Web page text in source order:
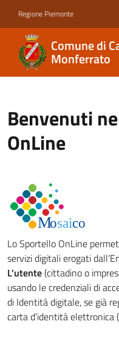
Regione Piemonte
Comune di
Monferrato
Benvenuti
OnLine
Lo Sportello OnLine
servizi digitali erogati
L'utente(cittadino o
usando le credenziali di
di Identità digitale, se già
carta d’identità elettronica